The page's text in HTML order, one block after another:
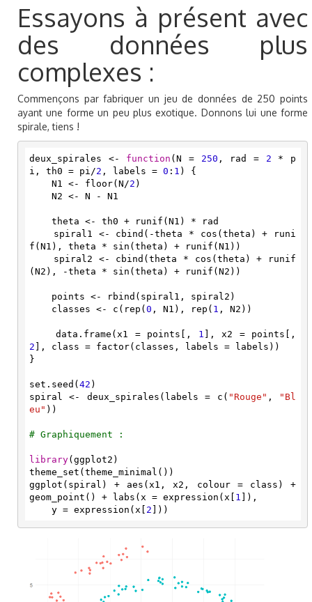
Essayons à présent avec
des données plus
complexes :
Commençons par fabriquer un jeu de données de 250 points
ayant une forme un peu plus exotique. Donnons lui une forme
spirale, tiens !
deux_spirales <- function (N = 250 , rad = 2 * p
i, th0 = pi/2 , labels = 0 : 1 ) {
    N1 <- floor(N/
2 )
f(N1), theta * sin(theta) + runif(N1))
(N2), -theta * sin(theta) + runif(N2))
    classes <- c(rep(
0 , N1), rep( 1 , N2))
    data.frame(x1 = points[,
1
2 ], class = factor(classes, labels = labels))
}
set.seed(42 )
spiral <- deux_spirales(labels = c( "Rouge" ,
"Bl
eu" ))
# Graphiquement :
library(ggplot2)
theme_set(theme_minimal())
ggplot(spiral) + aes(x1, x2, colour = class) +
geom_point() + labs(x = expression(x[ 1 ]),
    y = expression(x[
2 ]))